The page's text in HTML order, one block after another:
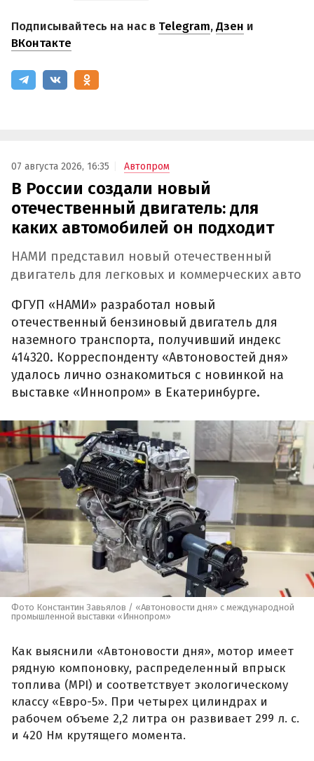
Подписывайтесь на нас в Telegram,Дзен и
ВКонтакте
07 августа 2026, 16:35 Автопром
В России создали новый
отечественный двигатель: для
каких автомобилей он подходит
НАМИ представил новый отечественный
двигатель для легковых и коммерческих авто
ФГУП «НАМИ» разработал новый
отечественный бензиновый двигатель для
наземного транспорта, получивший индекс
414320. Корреспонденту «Автоновостей дня»
удалось лично ознакомиться с новинкой на
выставке «Иннопром» в Екатеринбурге.
Фото Константин Завьялов / «Автоновости дня» с международной
промышленной выставки «Иннопром»
Как выяснили «Автоновости дня», мотор имеет
рядную компоновку, распределенный впрыск
топлива (MPI) и соответствует экологическому
классу «Евро-5». При четырех цилиндрах и
рабочем объеме 2,2 литра он развивает 299 л. с.
и 420 Нм крутящего момента.